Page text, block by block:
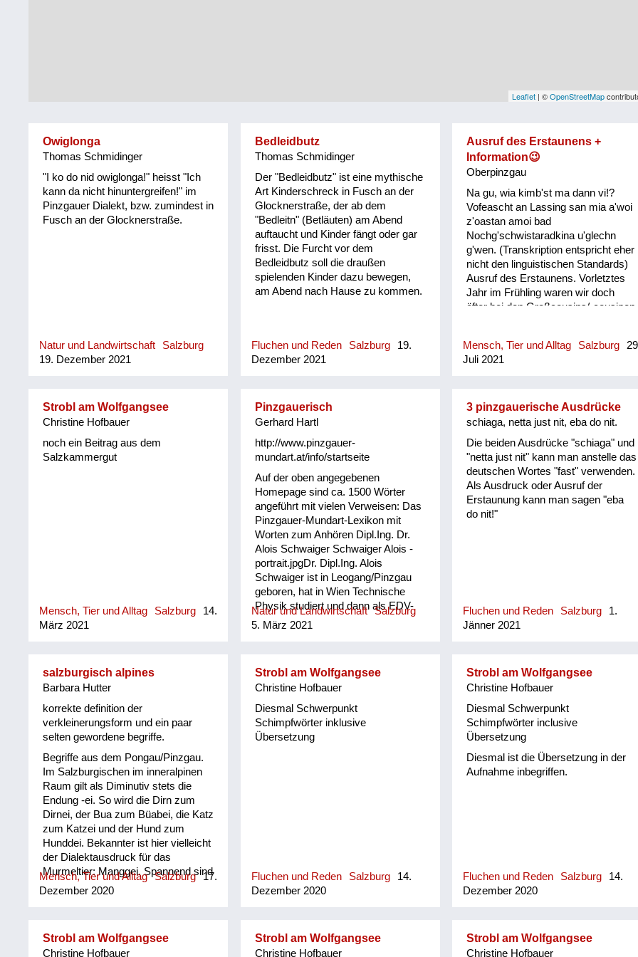
Leaflet | ©OpenStreetMap
Owiglonga
Thomas Schmidinger
"I ko do nid owiglonga!" heisst "Ich
kann da nicht hinuntergreifen!" im
Pinzgauer Dialekt, bzw. zumindest in
Fusch an der Glocknerstraße.
Natur und Landwirtschaft
Salzburg
19. Dezember 2021
Bedleidbutz
Thomas Schmidinger
Der "Bedleidbutz" ist eine mythische
Art Kinderschreck in Fusch an der
Glocknerstraße, der ab dem
"Bedleitn" (Betläuten) am Abend
auftaucht und Kinder fängt oder gar
frisst. Die Furcht vor dem
Bedleidbutz soll die draußen
spielenden Kinder dazu bewegen,
am Abend nach Hause zu kommen.
Fluchen und Reden Salzburg
19.
Dezember 2021
Ausruf des Erstaunens +
Information😉
Oberpinzgau
Na gu, wia kimb'st ma dann vi!?
Vofeascht an Lassing san mia a'woi
z'oastan amoi bad
Nochg'schwistaradkina u'glechn
g'wen. (Transkription entspricht eher
nicht den linguistischen Standards)
Ausruf des Erstaunens. Vorletztes
Jahr im Frühling waren wir doch
öfter bei den Großcousins/-cousinen
sondern, dass man dort zu tun hatte
bzw. die dortige Anwesenheit einen
Mensch, Tier und Alltag Salzburg
Juli 2021
Strobl am Wolfgangsee
Christine Hofbauer
noch ein Beitrag aus dem
Salzkammergut
Mensch, Tier und Alltag Salzburg
14.
März 2021
Pinzgauerisch
Gerhard Hartl
http://www.pinzgauer-
mundart.at/info/startseite
Auf der oben angegebenen
Homepage sind ca. 1500 Wörter
angeführt mit vielen Verweisen: Das
Pinzgauer-Mundart-Lexikon mit
Worten zum Anhören Dipl.Ing. Dr.
Alois Schwaiger Schwaiger Alois -
portrait.jpgDr. Dipl.Ing. Alois
Schwaiger ist in Leogang/Pinzgau
geboren, hat in Wien Technische
Physik studiert und dann als EDV-
Leiter in Industrie und Versicherung
und einer umfassenden Datenbank.
(www.ortsgeschichte-leogang.at).
Die Pinzgauer Mundart ist seine
Muttersprache, denn beide Eltern
stammten aus Maria Alm und in der
dieser Sprache geweckt und dabei
ein Lexikon mit 1500 Worten von
Natur und Landwirtschaft
Salzburg
5. März 2021
3 pinzgauerische Ausdrücke
schiaga, netta just nit, eba do nit.
Die beiden Ausdrücke "schiaga" und
"netta just nit" kann man anstelle das
deutschen Wortes "fast" verwenden.
Als Ausdruck oder Ausruf der
Erstaunung kann man sagen "eba
do nit!"
Fluchen und Reden Salzburg
1.
Jänner 2021
salzburgisch alpines
Barbara Hutter
korrekte definition der
verkleinerungsform und ein paar
selten gewordene begriffe.
Begriffe aus dem Pongau/Pinzgau.
Im Salzburgischen im inneralpinen
Raum gilt als Diminutiv stets die
Endung -ei. So wird die Dirn zum
Dirnei, der Bua zum Büabei, die Katz
zum Katzei und der Hund zum
Hunddei. Bekannter ist hier vielleicht
der Dialektausdruck für das
Murmeltier: Manggei. Spannend sind
auch Sprachrelikte aus alter Zeit, wie
der „Foam“, etwa als Schaum auf
Mensch, Tier und Alltag Salzburg 17.
Dezember 2020
Strobl am Wolfgangsee
Christine Hofbauer
Diesmal Schwerpunkt
Schimpfwörter inklusive
Übersetzung
Fluchen und Reden Salzburg
14.
Dezember 2020
Strobl am Wolfgangsee
Christine Hofbauer
Diesmal Schwerpunkt
Schimpfwörter inclusive
Übersetzung
Diesmal ist die Übersetzung in der
Aufnahme inbegriffen.
Fluchen und Reden Salzburg
14.
Dezember 2020
Strobl am Wolfgangsee
Christine Hofbauer
Strobl am Wolfgangsee
Christine Hofbauer
Strobl am Wolfgangsee
Christine Hofbauer